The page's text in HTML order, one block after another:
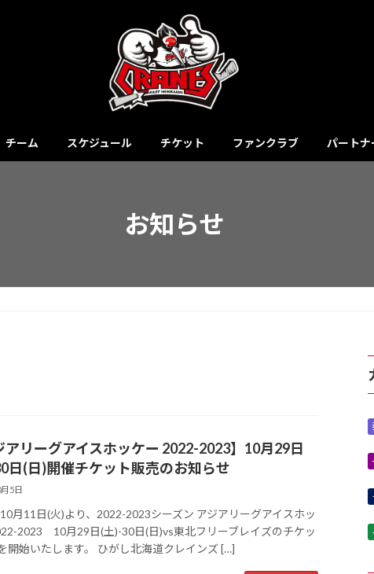
チーム スケジュール チケット ファンクラブ パートナ
お知らせ
アリーグアイスホッケー 2022-2023】10月29日
日(日)開催チケット販売のお知らせ
5日
月11日(火)より、2022-2023シーズン アジアリーグアイスホッ
2023 10月29日(土)-30日(日)vs東北フリーブレイズのチケッ
開始いたします。 ひがし北海道クレインズ […]